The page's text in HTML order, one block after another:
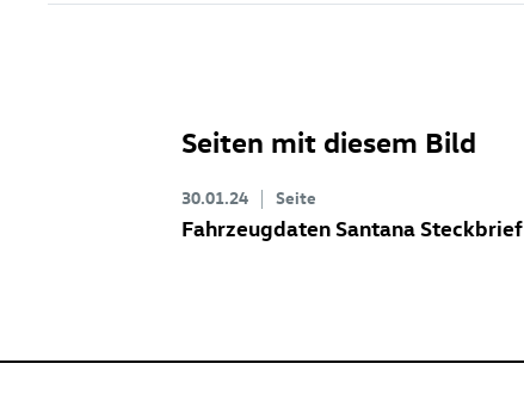
Seiten mit diesem Bild
30.01.24 Seite
Fahrzeugdaten Santana Steckbrief